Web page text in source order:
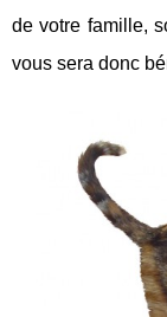
de votre famille,
vous sera donc